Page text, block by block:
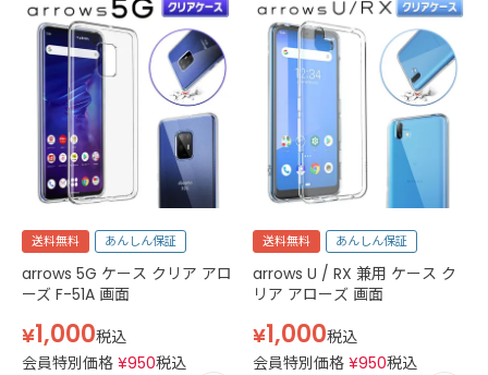
送料無料 あんしん保証
arrows 5G ケース クリア アロ
ーズ F-51A 画面
¥1,000税込
会員特別価格 ¥950税込
送料無料 あんしん保証
arrows U / RX 兼用 ケース ク
リア アローズ 画面
¥1,000税込
会員特別価格 ¥950税込